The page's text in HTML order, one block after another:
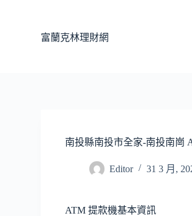
富蘭克林理財網
南投縣南投市全家-南投南崗
Editor 31 3 月,
ATM 提款機基本資訊